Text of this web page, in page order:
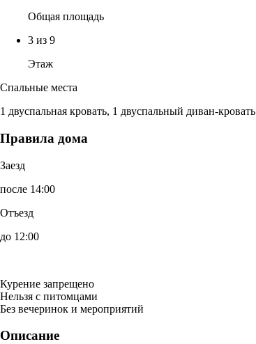
Общая площадь
3 из 9
Этаж
Спальные места
1 двуспальная кровать, 1 двуспальный диван-кровать
Правила дома
Заезд
после 14:00
Отъезд
до 12:00
Курение запрещено
Нельзя с питомцами
Без вечеринок и мероприятий
Описание